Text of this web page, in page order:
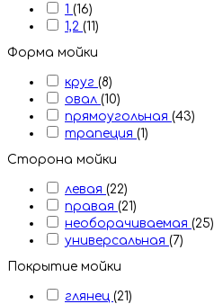
1 (16)
1,2 (11)
Форма мойки
круг (8)
овал (10)
прямоугольная (43)
трапеция (1)
Сторона мойки
левая (22)
правая (21)
необорачиваемая (25)
универсальная (7)
Покрытие мойки
глянец (21)